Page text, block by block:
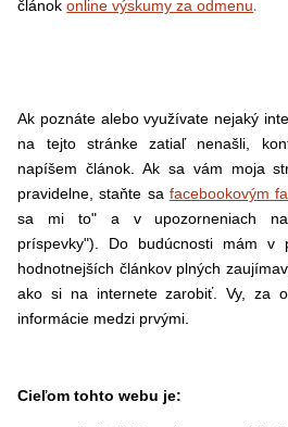
článokonline výskumy za odmenu.
Ak poznáte alebo využívate nejaký
na tejto stránke zatiaľ nenašli,
napíšem článok. Ak sa vám moja
pravidelne, staňte sa facebookovým
sa mi to" a v upozorneniach
príspevky"). Do budúcnosti mám v
hodnotnejších článkov plných
ako si na internete zarobiť. Vy, za
informácie medzi prvými.
Cieľom tohto webu je: